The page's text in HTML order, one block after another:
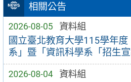
相關公告
2026-08-05 資料組
國立臺北教育大學115學年
系」暨「資訊科學系「招生
2026-08-04 資料組